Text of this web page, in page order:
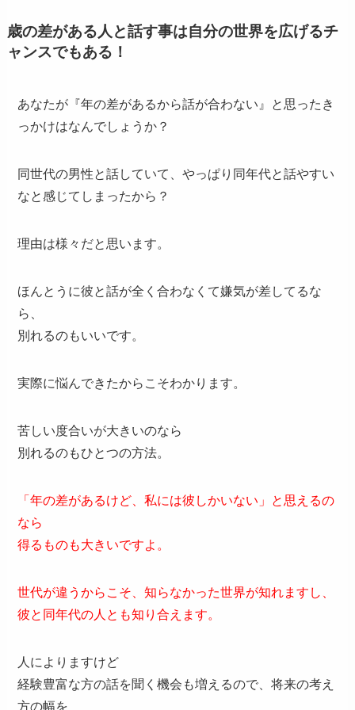
歳の差がある人と話す事は自分の世界を広げるチ
ャンスでもある！
あなたが『年の差があるから話が合わない』と思ったき
っかけはなんでしょうか？
同世代の男性と話していて、やっぱり同年代と話やすい
なと感じてしまったから？
理由は様々だと思います。
ほんとうに彼と話が全く合わなくて嫌気が差してるな
ら、
別れるのもいいです。
実際に悩んできたからこそわかります。
苦しい度合いが大きいのなら
別れるのもひとつの方法。
「年の差があるけど、私には彼しかいない」と思えるの
なら
得るものも大きいですよ。
世代が違うからこそ、知らなかった世界が知れますし、
彼と同年代の人とも知り合えます。
人によりますけど
経験豊富な方の話を聞く機会も増えるので、将来の考え
方の幅を